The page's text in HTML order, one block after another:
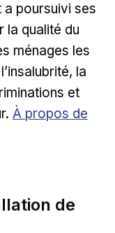
poursuivi ses
la qualité du
ménages les
la
et
Lien externe
À propos de
de